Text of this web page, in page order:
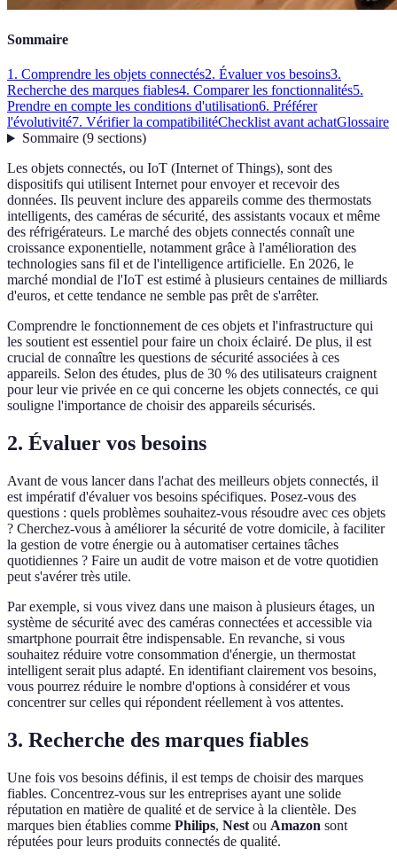
Sommaire
1. Comprendre les objets connectés2. Évaluer vos besoins3.
Recherche des marques fiables4. Comparer les fonctionnalités5.
Prendre en compte les conditions d'utilisation6. Préférer
l'évolutivité7. Vérifier la compatibilitéChecklist avant achatGlossaire
Sommaire(9 sections)
Les objets connectés, ou IoT (Internet of Things), sont des
dispositifs qui utilisent Internet pour envoyer et recevoir des
données. Ils peuvent inclure des appareils comme des thermostats
intelligents, des caméras de sécurité, des assistants vocaux et même
des réfrigérateurs. Le marché des objets connectés connaît une
croissance exponentielle, notamment grâce à l'amélioration des
technologies sans fil et de l'intelligence artificielle. En 2026, le
marché mondial de l'IoT est estimé à plusieurs centaines de milliards
d'euros, et cette tendance ne semble pas prêt de s'arrêter.
Comprendre le fonctionnement de ces objets et l'infrastructure qui
les soutient est essentiel pour faire un choix éclairé. De plus, il est
crucial de connaître les questions de sécurité associées à ces
appareils. Selon des études, plus de 30 % des utilisateurs craignent
pour leur vie privée en ce qui concerne les objets connectés, ce qui
souligne l'importance de choisir des appareils sécurisés.
2. Évaluer vos besoins
Avant de vous lancer dans l'achat des meilleurs objets connectés, il
est impératif d'évaluer vos besoins spécifiques. Posez-vous des
questions : quels problèmes souhaitez-vous résoudre avec ces objets
? Cherchez-vous à améliorer la sécurité de votre domicile, à faciliter
la gestion de votre énergie ou à automatiser certaines tâches
quotidiennes ? Faire un audit de votre maison et de votre quotidien
peut s'avérer très utile.
Par exemple, si vous vivez dans une maison à plusieurs étages, un
système de sécurité avec des caméras connectées et accessible via
smartphone pourrait être indispensable. En revanche, si vous
souhaitez réduire votre consommation d'énergie, un thermostat
intelligent serait plus adapté. En identifiant clairement vos besoins,
vous pourrez réduire le nombre d'options à considérer et vous
concentrer sur celles qui répondent réellement à vos attentes.
3. Recherche des marques fiables
Une fois vos besoins définis, il est temps de choisir des marques
fiables. Concentrez-vous sur les entreprises ayant une solide
réputation en matière de qualité et de service à la clientèle. Des
marques bien établies comme Philips, Nest ou Amazon sont
réputées pour leurs produits connectés de qualité.